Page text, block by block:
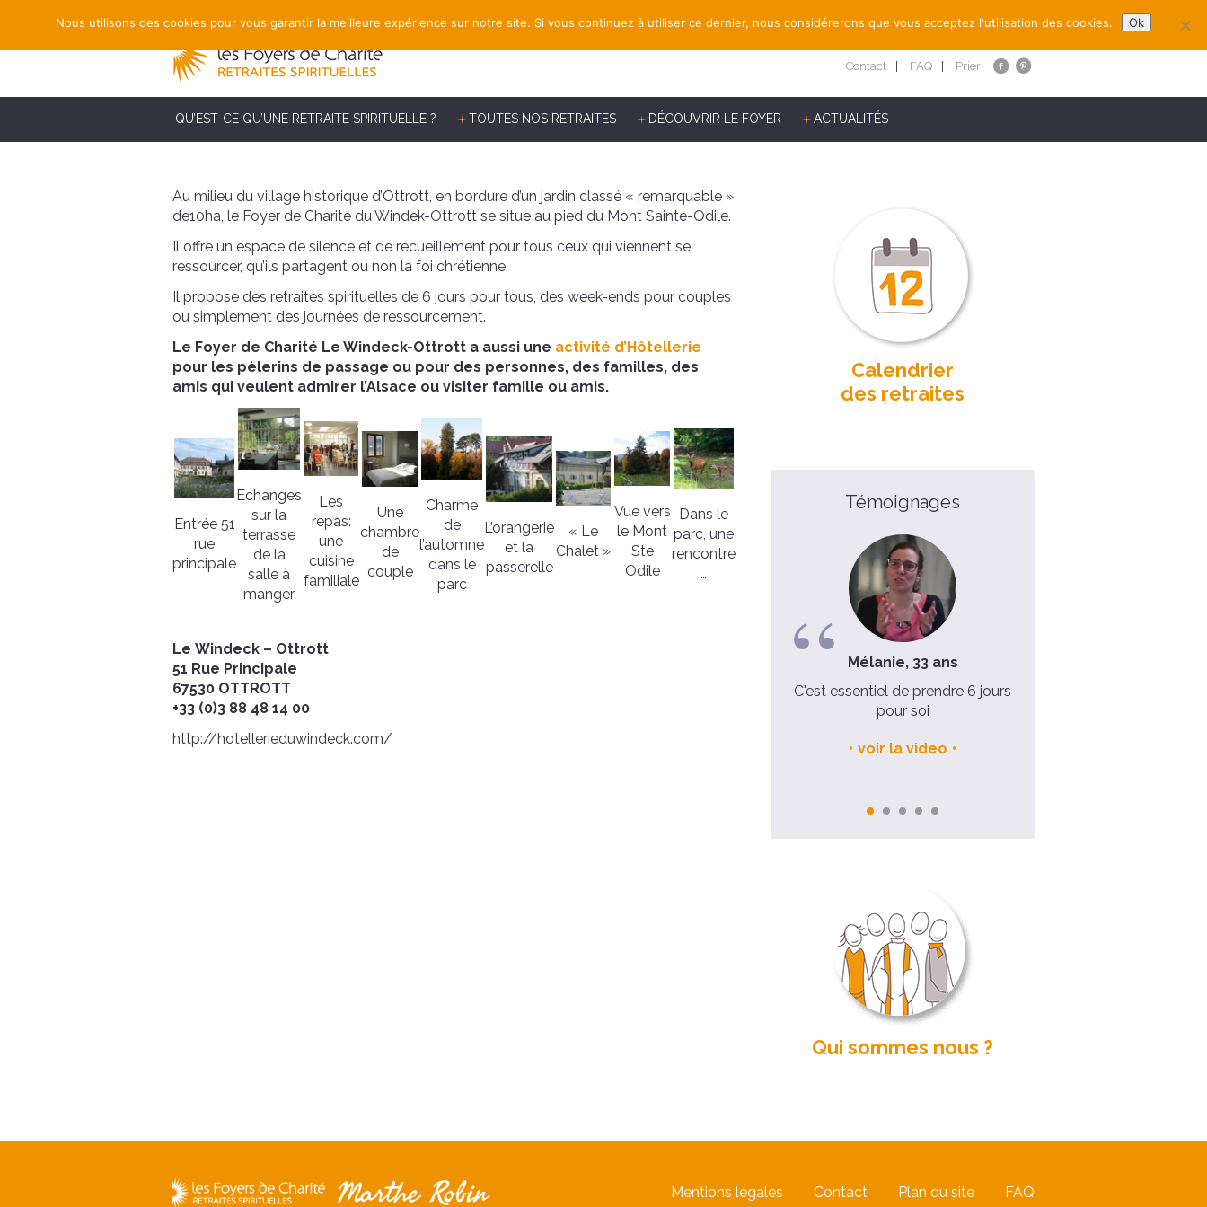
Contact FAQ Prier
QU’EST-CE QU’UNE RETRAITE SPIRITUELLE ? TOUTES NOS RETRAITES DÉCOUVRIR LE FOYER ACTUALITÉS
Au milieu du village historique d’Ottrott, en bordure d’un jardin classé « remarquable »
de10ha, le Foyer de Charité du Windek-Ottrott se situe au pied du Mont Sainte-Odile.
Il offre un espace de silence et de recueillement pour tous ceux qui viennent se
ressourcer, qu’ils partagent ou non la foi chrétienne.
Il propose des retraites spirituelles de 6 jours pour tous, des week-ends pour couples
ou simplement des journées de ressourcement.
Le Foyer de Charité Le Windeck-Ottrott a aussi une activité d’Hôtellerie
pour les pèlerins de passage ou pour des personnes, des familles, des
amis qui veulent admirer l’Alsace ou visiter famille ou amis.
Entrée 51
rue
principale
Echanges
sur la
terrasse
de la
salle à
manger
Les
repas:
une
cuisine
familiale
Une
chambre
de
couple
Charme
de
l’automne
dans le
parc
L’orangerie
et la
passerelle
« Le
Chalet »
Vue vers
le Mont
Ste
Odile
Dans le
parc, une
rencontre
…
Le Windeck – Ottrott
51 Rue Principale
67530 OTTROTT
+33 (0)3 88 48 14 00
http://hotellerieduwindeck.com/
Calendrier
des retraites
Témoignages
Mélanie, 33 ans
C'est essentiel de prendre 6 jours
pour soi
voir la video
Qui sommes nous ?
Mentions légales Contact Plan du site FAQ
Nous utilisons des cookies pour vous garantir la meilleure expérience sur notre site. Si vous continuez à utiliser ce dernier, nous considérerons que vous acceptez l'utilisation des cookies. Ok